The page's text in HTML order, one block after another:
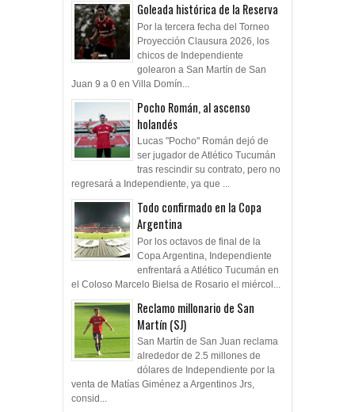
Goleada histórica de la Reserva
Por la tercera fecha del Torneo
Proyección Clausura 2026, los
chicos de Independiente
golearon a San Martín de San
Juan 9 a 0 en Villa Domín...
Pocho Román, al ascenso
holandés
Lucas "Pocho" Román dejó de
ser jugador de Atlético Tucumán
tras rescindir su contrato, pero no
regresará a Independiente, ya que ...
Todo confirmado en la Copa
Argentina
Por los octavos de final de la
Copa Argentina, Independiente
enfrentará a Atlético Tucumán en
el Coloso Marcelo Bielsa de Rosario el miércol...
Reclamo millonario de San
Martín (SJ)
San Martín de San Juan reclama
alrededor de 2.5 millones de
dólares de Independiente por la
venta de Matías Giménez a Argentinos Jrs,
consid...